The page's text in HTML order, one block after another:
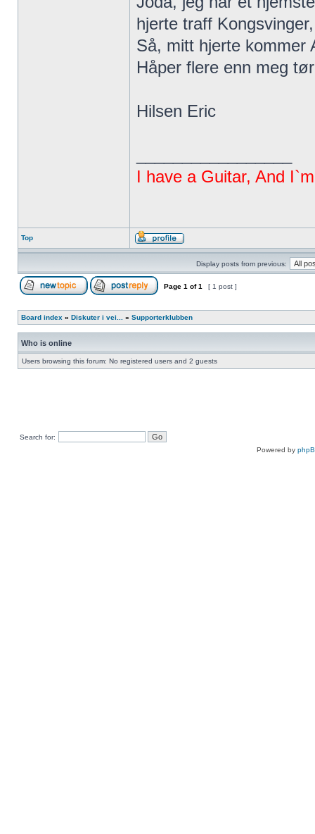
hjerte traff
Så, mitt hjerte kommer
Håper flere enn meg
Hilsen Eric
I have a Guitar, And
Top
Display posts from previous:
Page 1 of1 [ 1 post ]
Board index » Diskuter i vei... » Supporterklubben
Who is online
Users browsing this forum: No registered users and 2 guests
Search for:
Powered by